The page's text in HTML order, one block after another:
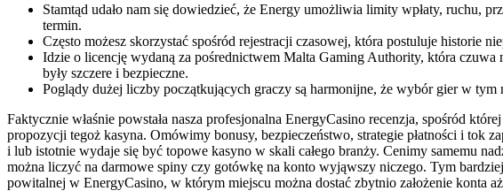
Stamtąd udało nam się dowiedzieć, że Energy umożliwia limity wpłaty, ruchu,
termin.
Często możesz skorzystać spośród rejestracji czasowej, która postuluje historie
Idzie o licencję wydaną za pośrednictwem Malta Gaming Authority, która
były szczere i bezpieczne.
Poglądy dużej liczby początkujących graczy są harmonijne, że wybór gier w tym
Faktycznie właśnie powstała nasza profesjonalna EnergyCasino recenzja, spośród
propozycji tegoż kasyna. Omówimy bonusy, bezpieczeństwo, strategie płatności i tok
i lub istotnie wydaje się być topowe kasyno w skali całego branży. Cenimy samemu
można liczyć na darmowe spiny czy gotówkę na konto wyjąwszy niczego. Tym
powitalnej w EnergyCasino, w którym miejscu można dostać zbytnio założenie konta